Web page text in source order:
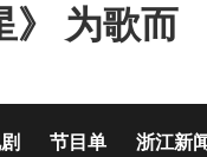
》 为歌而
节目单 浙江新